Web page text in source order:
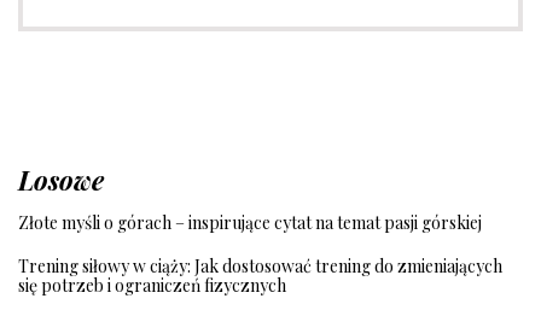
Losowe
Złote myśli o górach – inspirujące cytat na temat pasji górskiej
Trening siłowy w ciąży: Jak dostosować trening do zmieniających
się potrzeb i ograniczeń fizycznych